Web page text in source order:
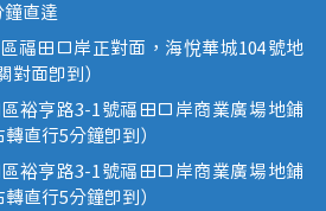
鐘直達
福田口岸正對面，海悅華城104號地
對面即到）
裕亨路3-1號福田口岸商業廣場地鋪
直行5分鐘即到）
裕亨路3-1號福田口岸商業廣場地鋪
直行5分鐘即到）